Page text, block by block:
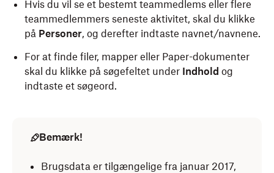
Klik på filteretAktivitet.
Hvis du vil se et bestemt teammedlems eller flere
teammedlemmers seneste aktivitet, skal du klikke
på Personer, og derefter indtaste navnet/navnene.
For at finde filer, mapper eller Paper-dokumenter
skal du klikke på søgefeltet under Indhold og
indtaste et søgeord.
Bemærk!
Brugsdata er tilgængelige fra januar 2017,